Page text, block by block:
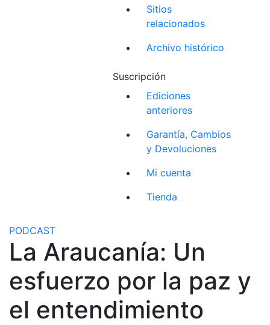
Sitios
relacionados
Archivo histórico
Suscripción
Ediciones
anteriores
Garantía, Cambios
y Devoluciones
Mi cuenta
Tienda
PODCAST
La Araucanía: Un
esfuerzo por la paz y
el entendimiento